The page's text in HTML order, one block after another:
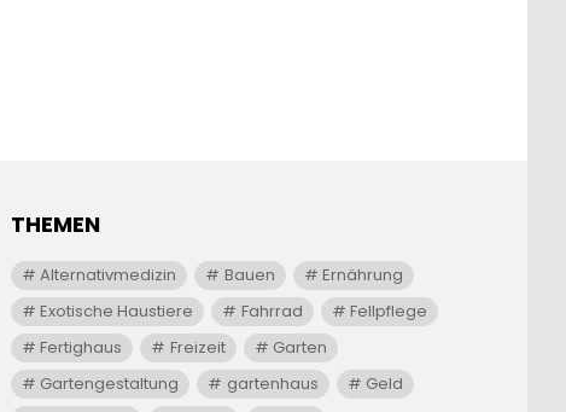
THEMEN
Alternativmedizin Bauen
Ernährung
Exotische Haustiere
Fahrrad
Fellpflege
Fertighaus
Freizeit
Garten
Gartengestaltung
gartenhaus
Geld